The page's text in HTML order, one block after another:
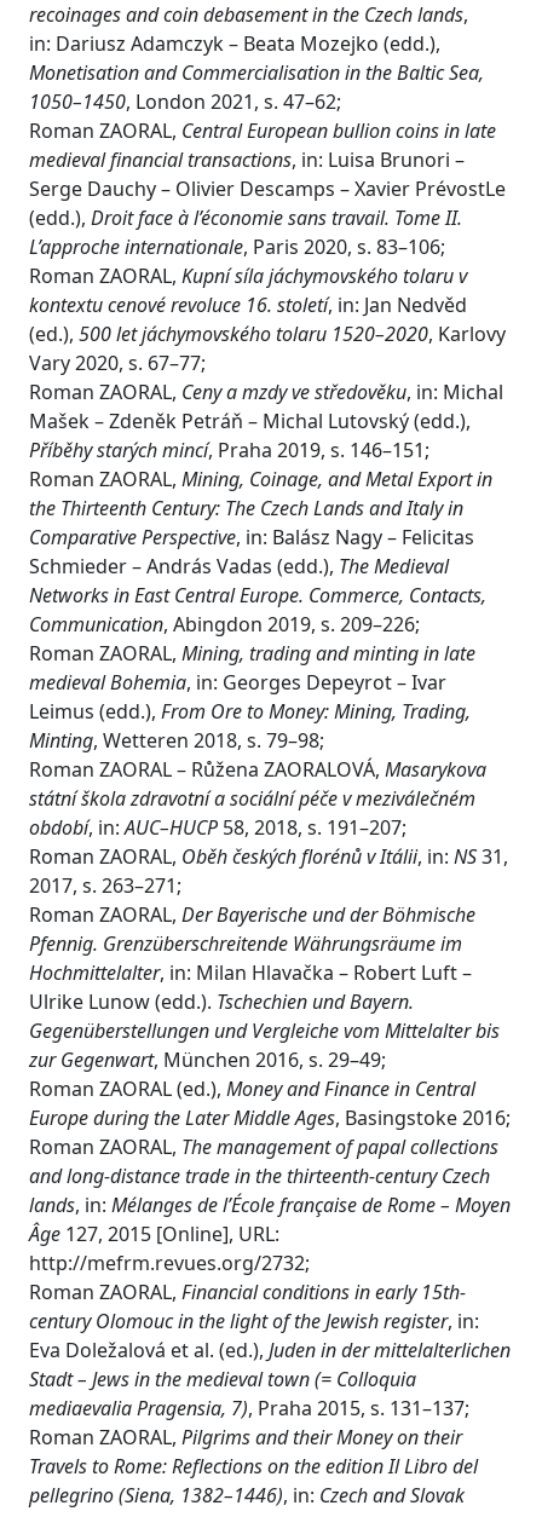
recoinages and coin debasement in the Czech lands,
in: Dariusz Adamczyk – Beata Mozejko (edd.),
Monetisation and Commercialisation in the Baltic Sea,
1050–1450, London 2021, s. 47–62;
Roman ZAORAL, Central European bullion coins in late
medieval financial transactions, in: Luisa Brunori –
Serge Dauchy – Olivier Descamps – Xavier PrévostLe
(edd.), Droit face à l’économie sans travail. Tome II.
L’approche internationale, Paris 2020, s. 83–106;
Roman ZAORAL, Kupní síla jáchymovského tolaru v
kontextu cenové revoluce 16. století, in: Jan Nedvěd
(ed.), 500 let jáchymovského tolaru 1520–2020, Karlovy
Vary 2020, s. 67–77;
Roman ZAORAL, Ceny a mzdy ve středověku, in: Michal
Mašek – Zdeněk Petráň – Michal Lutovský (edd.),
Příběhy starých mincí, Praha 2019, s. 146–151;
Roman ZAORAL, Mining, Coinage, and Metal Export in
the Thirteenth Century: The Czech Lands and Italy in
Comparative Perspective, in: Balász Nagy – Felicitas
Schmieder – András Vadas (edd.), The Medieval
Networks in East Central Europe. Commerce, Contacts,
Communication, Abingdon 2019, s. 209–226;
Roman ZAORAL, Mining, trading and minting in late
medieval Bohemia, in: Georges Depeyrot – Ivar
Leimus (edd.), From Ore to Money: Mining, Trading,
Minting, Wetteren 2018, s. 79–98;
Roman ZAORAL – Růžena ZAORALOVÁ, Masarykova
státní škola zdravotní a sociální péče v meziválečném
období, in:AUC–HUCP 58, 2018, s. 191–207;
Roman ZAORAL, Oběh českých florénů v Itálii, in: NS31,
2017, s. 263–271;
Roman ZAORAL, Der Bayerische und der Böhmische
Pfennig. Grenzüberschreitende Währungsräume im
Hochmittelalter, in: Milan Hlavačka – Robert Luft –
Ulrike Lunow (edd.). Tschechien und Bayern.
Gegenüberstellungen und Vergleiche vom Mittelalter bis
zur Gegenwart, München 2016, s. 29–49;
Roman ZAORAL (ed.), Money and Finance in Central
Europe during the Later Middle Ages, Basingstoke 2016;
Roman ZAORAL, The management of papal collections
and long-distance trade in the thirteenth-century Czech
lands, in: Mélanges de l’École française de Rome – Moyen
Âge 127, 2015 [Online], URL:
http://mefrm.revues.org/2732;
Roman ZAORAL, Financial conditions in early 15th-
century Olomouc in the light of the Jewish register, in:
Eva Doležalová et al. (ed.), Juden in der mittelalterlichen
Stadt – Jews in the medieval town(= Colloquia
mediaevalia Pragensia, 7), Praha 2015, s. 131–137;
Roman ZAORAL, Pilgrims and their Money on their
Travels to Rome: Reflections on the edition Il Libro del
pellegrino (Siena, 1382–1446), in: Czech and Slovak